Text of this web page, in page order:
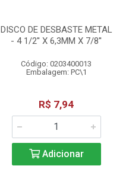
DISCO DE DESBASTE METAL
- 4 1/2'' X 6,3MM X 7/8''
Código: 0203400013
Embalagem: PC\1
R$ 7,94
Adicionar